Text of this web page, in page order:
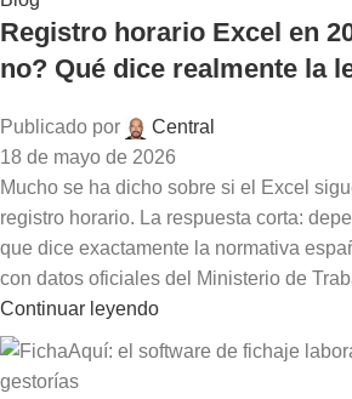
Registro horario Excel en
no? Qué dice realmente la
Publicado por
Central
18 de mayo de 2026
Mucho se ha dicho sobre si el Excel
registro horario. La respuesta corta:
que dice exactamente la normativa
con datos oficiales del Ministerio de
Continuar leyendo